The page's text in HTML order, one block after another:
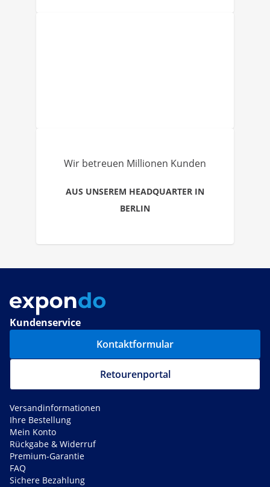
Wir betreuen Millionen Kunden
AUS UNSEREM HEADQUARTER IN
BERLIN
Kundenservice
Kontaktformular
Retourenportal
Versandinformationen
Ihre Bestellung
Mein Konto
Rückgabe & Widerruf
Premium-Garantie
FAQ
Sichere Bezahlung